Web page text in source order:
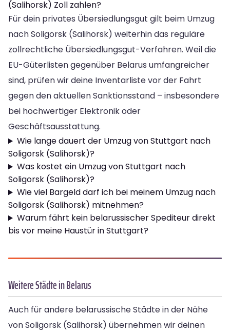
(Salihorsk) Zoll zahlen?
Für dein privates Übersiedlungsgut gilt beim Umzug
nach Soligorsk (Salihorsk) weiterhin das reguläre
zollrechtliche Übersiedlungsgut-Verfahren. Weil die
EU-Güterlisten gegenüber Belarus umfangreicher
sind, prüfen wir deine Inventarliste vor der Fahrt
gegen den aktuellen Sanktionsstand – insbesondere
bei hochwertiger Elektronik oder
Geschäftsausstattung.
Wie lange dauert der Umzug von Stuttgart nach
Soligorsk (Salihorsk)?
Was kostet ein Umzug von Stuttgart nach
Soligorsk (Salihorsk)?
Wie viel Bargeld darf ich bei meinem Umzug nach
Soligorsk (Salihorsk) mitnehmen?
Warum fährt kein belarussischer Spediteur direkt
bis vor meine Haustür in Stuttgart?
Weitere Städte in Belarus
Auch für andere belarussische Städte in der Nähe
von Soligorsk (Salihorsk) übernehmen wir deinen